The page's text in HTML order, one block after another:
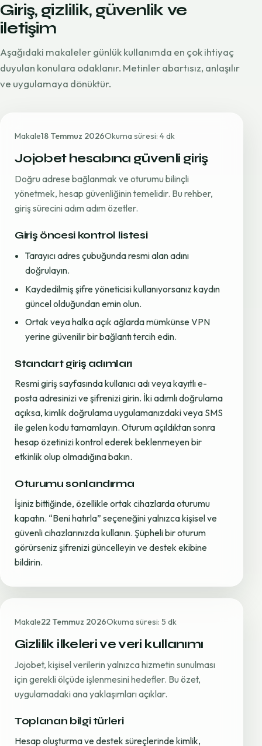
Giriş, gizlilik, güvenlik ve
iletişim
Aşağıdaki makaleler günlük kullanımda en çok ihtiyaç
duyulan konulara odaklanır. Metinler abartısız, anlaşılır
ve uygulamaya dönüktür.
Makale18 Temmuz 2026Okuma süresi: 4 dk
Jojobet hesabına güvenli giriş
Doğru adrese bağlanmak ve oturumu bilinçli
yönetmek, hesap güvenliğinin temelidir. Bu rehber,
giriş sürecini adım adım özetler.
Giriş öncesi kontrol listesi
Tarayıcı adres çubuğunda resmi alan adını
doğrulayın.
Kaydedilmiş şifre yöneticisi kullanıyorsanız kaydın
güncel olduğundan emin olun.
Ortak veya halka açık ağlarda mümkünse VPN
yerine güvenilir bir bağlantı tercih edin.
Standart giriş adımları
Resmi giriş sayfasında kullanıcı adı veya kayıtlı e-
posta adresinizi ve şifrenizi girin. İki adımlı doğrulama
açıksa, kimlik doğrulama uygulamanızdaki veya SMS
ile gelen kodu tamamlayın. Oturum açıldıktan sonra
hesap özetinizi kontrol ederek beklenmeyen bir
etkinlik olup olmadığına bakın.
Oturumu sonlandırma
İşiniz bittiğinde, özellikle ortak cihazlarda oturumu
kapatın. “Beni hatırla” seçeneğini yalnızca kişisel ve
güvenli cihazlarınızda kullanın. Şüpheli bir oturum
görürseniz şifrenizi güncelleyin ve destek ekibine
bildirin.
Makale22 Temmuz 2026Okuma süresi: 5 dk
Gizlilik ilkeleri ve veri kullanımı
Jojobet, kişisel verilerin yalnızca hizmetin sunulması
için gerekli ölçüde işlenmesini hedefler. Bu özet,
uygulamadaki ana yaklaşımları açıklar.
Toplanan bilgi türleri
Hesap oluşturma ve destek süreçlerinde kimlik,